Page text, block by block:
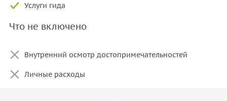
Услуги гида
Что не включено
Внутренний осмотр достопримечательностей
Личные расходы